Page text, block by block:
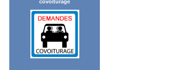
covoiturage